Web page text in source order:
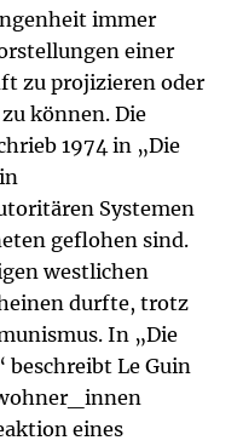
immer
einer
zu projizieren oder
können. Die
1974 in „Die
Systemen
geflohen sind.
westlichen
durfte, trotz
In „Die
Le Guin
eines